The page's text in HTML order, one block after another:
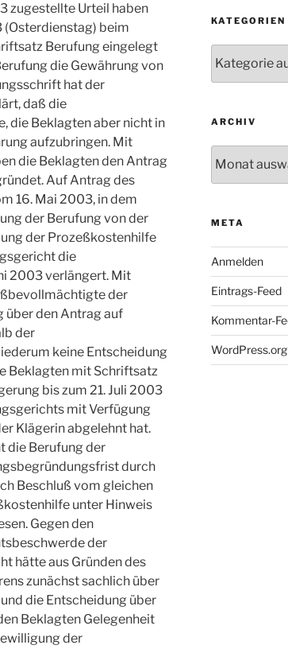
zugestellte Urteil haben
beim
Berufung eingelegt
die Gewährung von
hat der
daß die
die Beklagten aber nicht in
aufzubringen. Mit
die Beklagten den Antrag
Auf Antrag des
16. Mai 2003, in dem
der Berufung von der
der Prozeßkostenhilfe
die
2003 verlängert. Mit
der
über den Antrag auf
der
keine Entscheidung
Beklagten mit Schriftsatz
bis zum 21. Juli 2003
mit Verfügung
Klägerin abgelehnt hat.
die Berufung der
durch
Beschluß vom gleichen
unter Hinweis
Gegen den
der
hätte aus Gründen des
zunächst sachlich über
die Entscheidung über
Beklagten Gelegenheit
der
KATEGORIEN
ARCHIV
META
Anmelden
Eintrags-Feed
Kommentar-
WordPress.org